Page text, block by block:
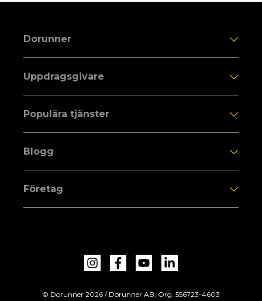
Dorunner
Uppdragsgivare
Populära tjänster
Blogg
Företag
© Dorunner 2026 / Dorunner AB, Org. 556723-4603